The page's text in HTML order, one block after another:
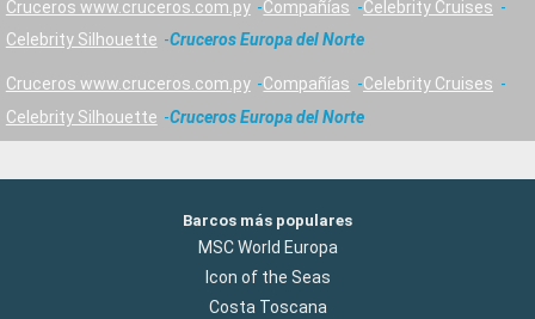
Cruceros www.cruceros.com.py Compañías
Celebrity Cruises
Celebrity Silhouette
Cruceros Europa del Norte
Cruceros www.cruceros.com.py Compañías
Celebrity Cruises
Celebrity Silhouette
Cruceros Europa del Norte
Barcos más populares
MSC World Europa
Icon of the Seas
Costa Toscana